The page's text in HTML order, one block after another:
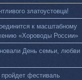
златоустовца!
к масштабному
«Хороводы России»
День семьи, любви
фестиваль